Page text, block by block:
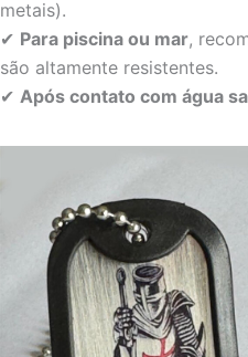
metais).
✔ Para piscina ou mar,
são altamente resistentes.
✔ Após contato com água